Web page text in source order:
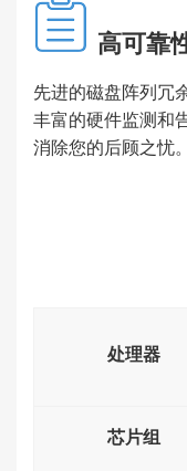
高可靠
先进的磁盘阵列冗
丰富的硬件监测和
消除您的后顾之忧。
处理器
芯片组